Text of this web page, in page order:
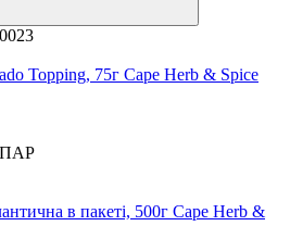
Topping, 75г Cape Herb & Spice
ПАР